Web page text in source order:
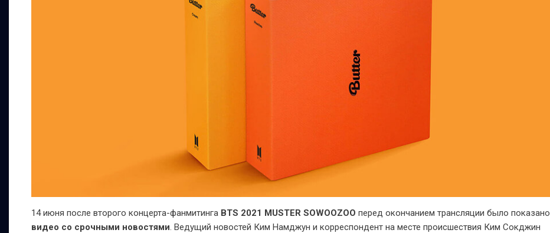
14 июня после второго концерта-фанмитинга BTS 2021 MUSTER SOWOOZOO перед окончанием трансляции было показано
видео со срочными новостями. Ведущий новостей Ким Намджун и корреспондент на месте происшествия Ким Сокджин